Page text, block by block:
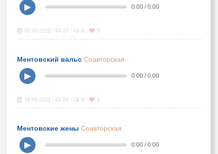
▶
0:00 / 0:00
02.10.2023 27 6 5
Ментовский вальс Соавторская
▶
0:00 / 0:00
19.09.2023 28 8 4
Ментовские жены Соавторская
▶
0:00 / 0:00